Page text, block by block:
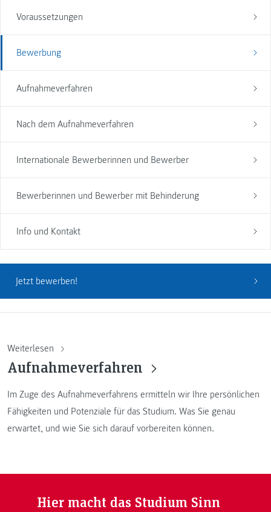
Voraussetzungen
Bewerbung
Aufnahmeverfahren
Nach dem Aufnahmeverfahren
Internationale Bewerberinnen und Bewerber
Bewerberinnen und Bewerber mit Behinderung
Info und Kontakt
Jetzt bewerben!
Weiterlesen
Aufnahmeverfahren
Im Zuge des Aufnahmeverfahrens ermitteln wir Ihre persönlichen
Fähigkeiten und Potenziale für das Studium. Was Sie genau
erwartet, und wie Sie sich darauf vorbereiten können.
Hier macht das Studium Sinn